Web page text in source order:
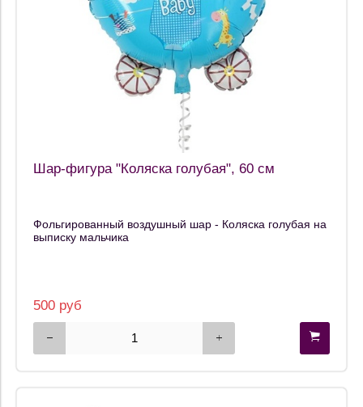
Шар-фигура "Коляска голубая", 60 см
Фольгированный воздушный шар - Коляска голубая на
выписку мальчика
500 руб